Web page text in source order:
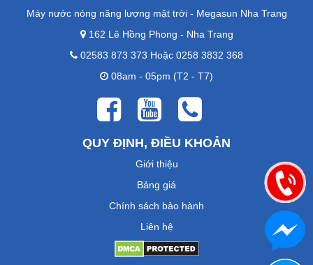
Máy nước nóng năng lượng mặt trời - Megasun Nha Trang
162 Lê Hồng Phong - Nha Trang
02583 873 373 Hoặc 0258 3832 368
08am - 05pm (T2 - T7)
QUY ĐỊNH, ĐIỀU KHOẢN
Giới thiệu
Bảng giá
Chính sách bảo hành
Liên hệ